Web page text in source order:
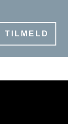
TILMELD